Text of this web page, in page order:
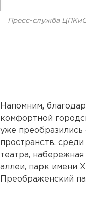
Пресс-служба
Напомним,
комфортной
уже
пространств,
театра,
аллеи, парк имени
Преображенский